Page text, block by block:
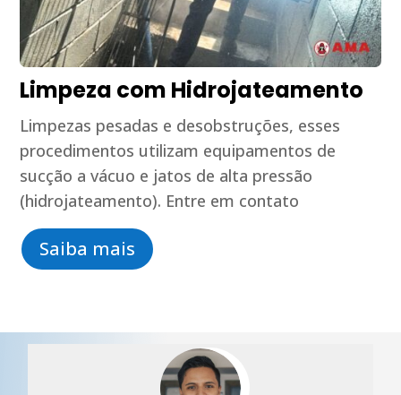
Limpeza com Hidrojateamento
Limpezas pesadas e desobstruções, esses
procedimentos utilizam equipamentos de
sucção a vácuo e jatos de alta pressão
(hidrojateamento). Entre em contato
Saiba mais